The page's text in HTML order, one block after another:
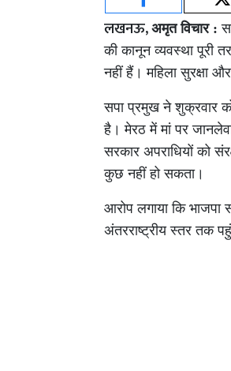
लखनऊ, अमृत विचार :
की कानून व्यवस्था पूरी
नहीं हैं। महिला सुरक्षा
सपा प्रमुख ने शुक्रवार
है। मेरठ में मां पर
सरकार अपराधियों को
कुछ नहीं हो सकता।
आरोप लगाया कि
अंतरराष्ट्रीय स्तर तक